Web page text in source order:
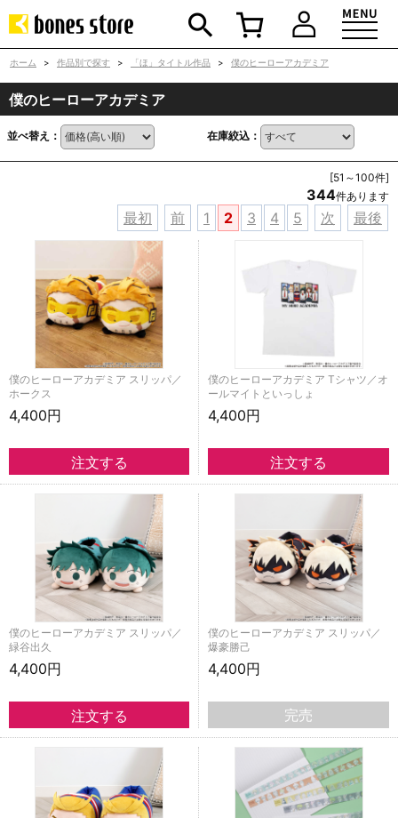
ホーム > 作品別で探す > 「ほ」タイトル作品 > 僕のヒーローアカデミア
僕のヒーローアカデミア
並べ替え： 在庫絞込：
[51～100件]
344件あります
最初 前 1 2 3 4 5 次 最後
僕のヒーローアカデミア スリッパ／
ホークス
4,400円
僕のヒーローアカデミア Tシャツ／オ
ールマイトといっしょ
4,400円
僕のヒーローアカデミア スリッパ／
緑谷出久
4,400円
僕のヒーローアカデミア スリッパ／
爆豪勝己
4,400円
完売